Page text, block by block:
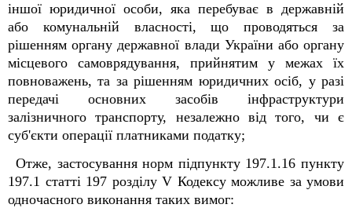
іншої юридичної особи, яка перебуває в державній
або комунальній власності, що проводяться за
рішенням органу державної влади України або органу
місцевого самоврядування, прийнятим у межах їх
повноважень, та за рішенням юридичних осіб, у разі
передачі основних засобів інфраструктури
залізничного транспорту, незалежно від того, чи є
суб'єкти операції платниками податку;
Отже, застосування норм підпункту 197.1.16 пункту
197.1 статті 197 розділу V Кодексу можливе за умови
одночасного виконання таких вимог: